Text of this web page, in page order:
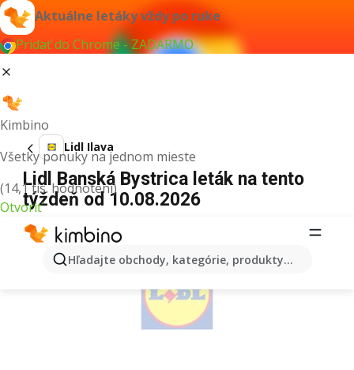
Aktuálne letáky vždy po ruke
Pridať do Chrome - ZADARMO
Kimbino
Všetky ponuky na jednom mieste
(14,1 tis. hodnotení)
Otvoriť
Hľadajte obchody, kategórie, produkty...
Lidl Ilava
Lidl Banská Bystrica leták na tento
týždeň od 10.08.2026